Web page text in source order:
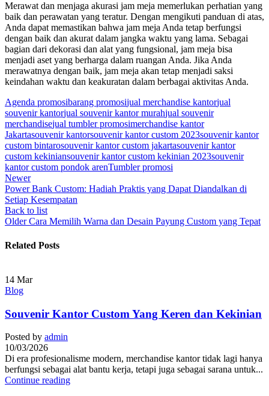
Merawat dan menjaga akurasi jam meja memerlukan perhatian yang
baik dan perawatan yang teratur. Dengan mengikuti panduan di atas,
Anda dapat memastikan bahwa jam meja Anda tetap berfungsi
dengan baik dan akurat dalam jangka waktu yang lama. Sebagai
bagian dari dekorasi dan alat yang fungsional, jam meja bisa
menjadi aset yang berharga dalam ruangan Anda. Jika Anda
merawatnya dengan baik, jam meja akan tetap menjadi saksi
keindahan waktu dan keakuratan dalam berbagai aktivitas Anda.
Agenda promosibarang promosijual merchandise kantorjual
souvenir kantorjual souvenir kantor murahjual souvenir
merchandisejual tumbler promosimerchandise kantor
Jakartasouvenir kantorsouvenir kantor custom 2023souvenir kantor
custom bintarosouvenir kantor custom jakartasouvenir kantor
custom kekiniansouvenir kantor custom kekinian 2023souvenir
kantor custom pondok arenTumbler promosi
Newer
Power Bank Custom: Hadiah Praktis yang Dapat Diandalkan di
Setiap Kesempatan
Back to list
Older Cara Memilih Warna dan Desain Payung Custom yang Tepat
Related Posts
14 Mar
Blog
Souvenir Kantor Custom Yang Keren dan Kekinian
Posted by admin
10/03/2026
Di era profesionalisme modern, merchandise kantor tidak lagi hanya
berfungsi sebagai alat bantu kerja, tetapi juga sebagai sarana untuk...
Continue reading